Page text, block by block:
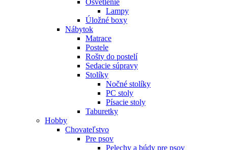
Lampy
Úložné boxy
Nábytok
Matrace
Postele
Rošty do postelí
Sedacie súpravy
Stolíky
Nočné stolíky
PC stoly
Písacie stoly
Taburetky
Hobby
Chovateľstvo
Pre psov
Pelechy a búdy pre psov